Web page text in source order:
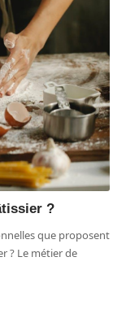
?
que proposent
? Le métier de